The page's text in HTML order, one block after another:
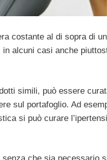
costante al di sopra di
alcuni casi anche
simili, può essere
sul portafoglio. Ad
si può curare